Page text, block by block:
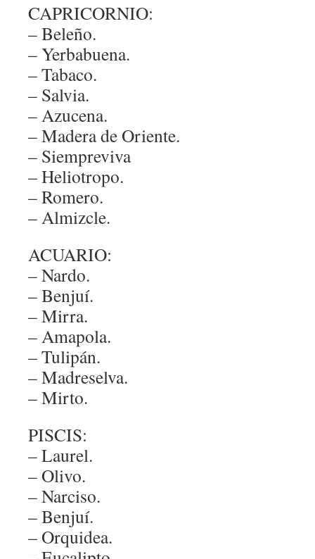
CAPRICORNIO:
– Beleño.
– Yerbabuena.
– Tabaco.
– Salvia.
– Azucena.
– Madera de Oriente.
– Siempreviva
– Heliotropo.
– Romero.
– Almizcle.
ACUARIO:
– Nardo.
– Benjuí.
– Mirra.
– Amapola.
– Tulipán.
– Madreselva.
– Mirto.
PISCIS:
– Laurel.
– Olivo.
– Narciso.
– Benjuí.
– Orquidea.